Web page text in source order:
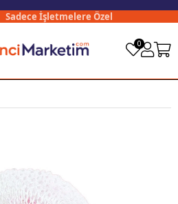
Sadece İşletmelere Özel
0